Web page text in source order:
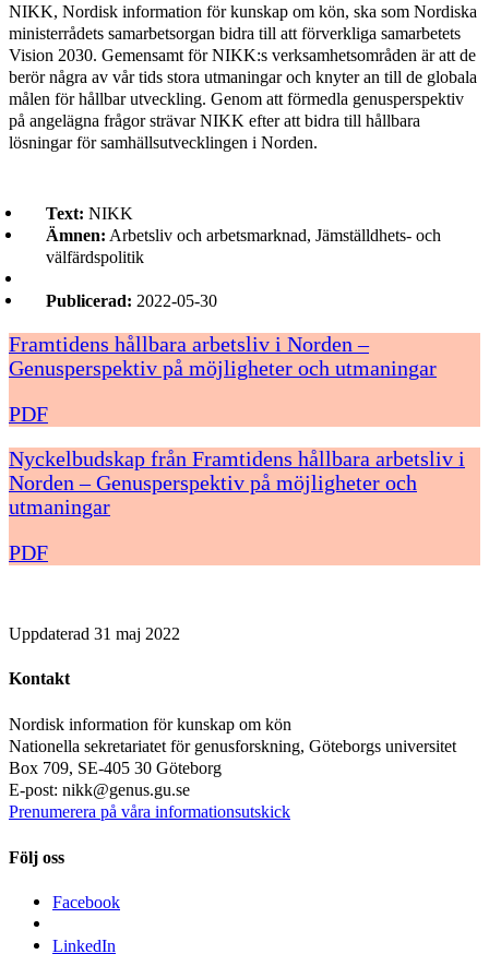
NIKK, Nordisk information för kunskap om kön, ska som Nordiska
ministerrådets samarbetsorgan bidra till att förverkliga samarbetets
Vision 2030. Gemensamt för NIKK:s verksamhetsområden är att de
berör några av vår tids stora utmaningar och knyter an till de globala
målen för hållbar utveckling. Genom att förmedla genusperspektiv
på angelägna frågor strävar NIKK efter att bidra till hållbara
lösningar för samhällsutvecklingen i Norden.
Text: NIKK
Ämnen: Arbetsliv och arbetsmarknad, Jämställdhets- och
välfärdspolitik
Publicerad: 2022-05-30
Framtidens hållbara arbetsliv i Norden –
Genusperspektiv på möjligheter och utmaningar
PDF
Nyckelbudskap från Framtidens hållbara arbetsliv i
Norden – Genusperspektiv på möjligheter och
utmaningar
PDF
Uppdaterad 31 maj 2022
Kontakt
Nordisk information för kunskap om kön
Nationella sekretariatet för genusforskning, Göteborgs universitet
Box 709, SE-405 30 Göteborg
E-post: nikk@genus.gu.se
Prenumerera på våra informationsutskick
Följ oss
Facebook
LinkedIn